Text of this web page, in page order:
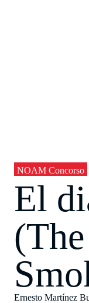
NOAM Concorso
El
Ernesto Martínez